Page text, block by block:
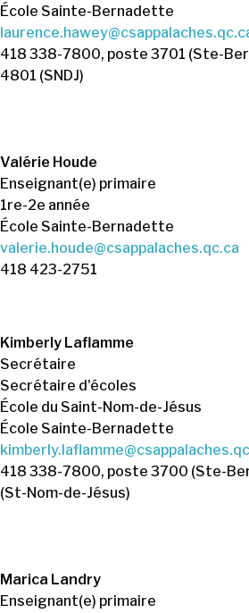
École Sainte-Bernadette
418 338-7800, poste 3701 (Ste-
4801 (SNDJ)
Valérie Houde
Enseignant(e) primaire
1re-2e année
École Sainte-Bernadette
valerie.houde@csappalaches.qc.ca
418 423-2751
Kimberly Laflamme
Secrétaire
Secrétaire d'écoles
École du Saint-Nom-de-Jésus
École Sainte-Bernadette
418 338-7800, poste 3700 (Ste-
(St-Nom-de-Jésus)
Marica Landry
Enseignant(e) primaire